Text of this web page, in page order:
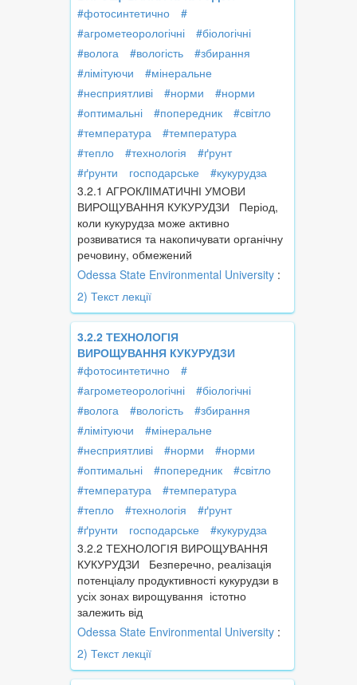
#фотосинтетично
#
#агрометеорологічні
#біологічні
#волога
#вологість
#збирання
#лімітуючи
#мінеральне
#несприятливі
#норми
#норми
#оптимальні
#попередник
#світло
#температура
#температура
#тепло
#технологія
#ґрунт
#ґрунти
господарське
#кукурудза
3.2.1 АГРОКЛІМАТИЧНІ УМОВИ
ВИРОЩУВАННЯ КУКУРУДЗИ Період,
коли кукурудза може активно
розвиватися та накопичувати органічну
речовину, обмежений
Odessa State Environmental University :
2) Текст лекції
3.2.2 ТЕХНОЛОГІЯ
ВИРОЩУВАННЯ КУКУРУДЗИ
#фотосинтетично
#
#агрометеорологічні
#біологічні
#волога
#вологість
#збирання
#лімітуючи
#мінеральне
#несприятливі
#норми
#норми
#оптимальні
#попередник
#світло
#температура
#температура
#тепло
#технологія
#ґрунт
#ґрунти
господарське
#кукурудза
3.2.2 ТЕХНОЛОГІЯ ВИРОЩУВАННЯ
КУКУРУДЗИ Безперечно, реалізація
потенціалу продуктивності кукурудзи в
усіх зонах вирощування істотно
залежить від
Odessa State Environmental University :
2) Текст лекції